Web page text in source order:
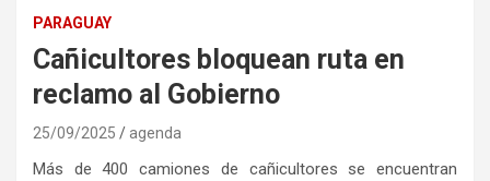
PARAGUAY
Cañicultores bloquean ruta en
reclamo al Gobierno
25/09/2025 agenda
Más de 400 camiones de cañicultores se encuentran